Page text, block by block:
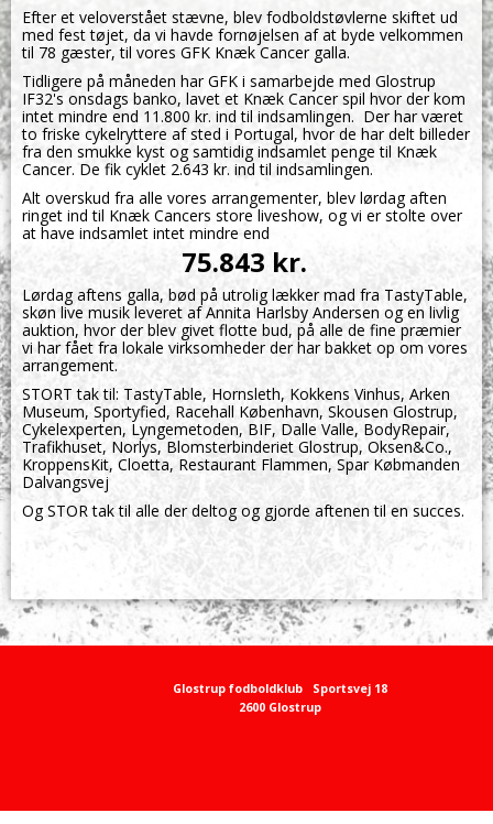
Efter et veloverstået stævne, blev fodboldstøvlerne skiftet ud
med fest tøjet, da vi havde fornøjelsen af at byde velkommen
til 78 gæster, til vores GFK Knæk Cancer galla.
Tidligere på måneden har GFK i samarbejde med Glostrup
IF32's onsdags banko, lavet et Knæk Cancer spil hvor der kom
intet mindre end 11.800 kr. ind til indsamlingen. Der har været
to friske cykelryttere af sted i Portugal, hvor de har delt billeder
fra den smukke kyst og samtidig indsamlet penge til Knæk
Cancer. De fik cyklet 2.643 kr. ind til indsamlingen.
Alt overskud fra alle vores arrangementer, blev lørdag aften
ringet ind til Knæk Cancers store liveshow, og vi er stolte over
at have indsamlet intet mindre end
75.843 kr.
Lørdag aftens galla, bød på utrolig lækker mad fra TastyTable,
skøn live musik leveret af Annita Harlsby Andersen og en livlig
auktion, hvor der blev givet flotte bud, på alle de fine præmier
vi har fået fra lokale virksomheder der har bakket op om vores
arrangement.
STORT tak til: TastyTable, Hornsleth, Kokkens Vinhus, Arken
Museum, Sportyfied, Racehall København, Skousen Glostrup,
Cykelexperten, Lyngemetoden, BIF, Dalle Valle, BodyRepair,
Trafikhuset, Norlys, Blomsterbinderiet Glostrup, Oksen&Co.,
KroppensKit, Cloetta, Restaurant Flammen, Spar Købmanden
Dalvangsvej
Og STOR tak til alle der deltog og gjorde aftenen til en succes.
Glostrup fodboldklub
Sportsvej 18
2600 Glostrup